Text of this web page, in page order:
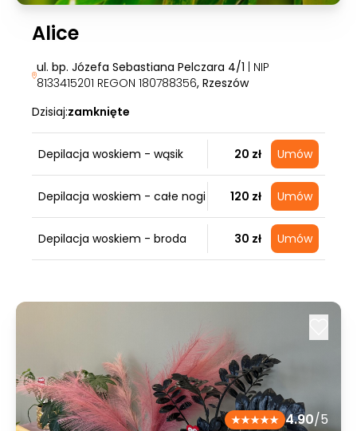
Alice
ul. bp. Józefa Sebastiana Pelczara 4/1 | NIP
8133415201 REGON 180788356, Rzeszów
Dzisiaj:zamknięte
Depilacja woskiem - wąsik 20 zł Umów
Depilacja woskiem - całe nogi 120 zł Umów
Depilacja woskiem - broda 30 zł Umów
4.90/5